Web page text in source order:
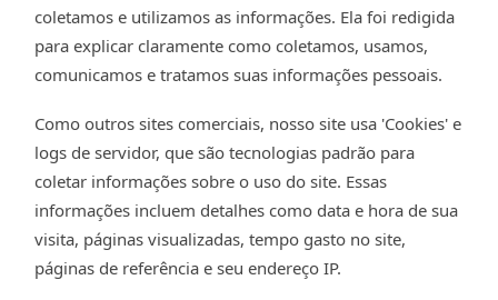
coletamos e utilizamos as informações. Ela foi redigida
para explicar claramente como coletamos, usamos,
comunicamos e tratamos suas informações pessoais.
Como outros sites comerciais, nosso site usa 'Cookies' e
logs de servidor, que são tecnologias padrão para
coletar informações sobre o uso do site. Essas
informações incluem detalhes como data e hora de sua
visita, páginas visualizadas, tempo gasto no site,
páginas de referência e seu endereço IP.